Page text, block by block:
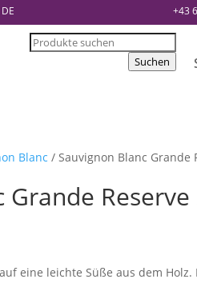
+43
Products
search
Suchen
Blanc / Sauvignon Blanc Grande
Grande
eine leichte Süße aus dem